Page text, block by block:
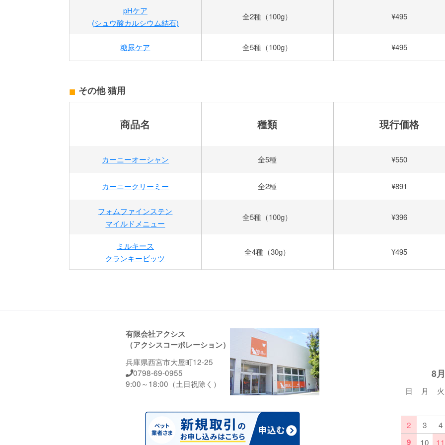
pHケア
(シュウ酸カルシウム結石)
全2種（100g） ¥495
糖尿ケア 全5種（100g） ¥495
その他 猫用
商品名 種類 現行価格
カーニーオーシャン 全5種 ¥550
カーニークリーミー 全2種 ¥891
フォムファインステン
マイルドメニュー
全5種（100g） ¥396
ミルキース
クランキービッツ
全4種（30g） ¥495
8
日 月 火
2 3
4
9
10 11
有限会社アクシス
（アクシスコーポレーション）
兵庫県西宮市大屋町12-25
0798-69-0955
9:00～18:00（土日祝除く）